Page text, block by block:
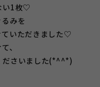
い1枚♡
みを
ていただきました♡
、
ださいました(*^^*)